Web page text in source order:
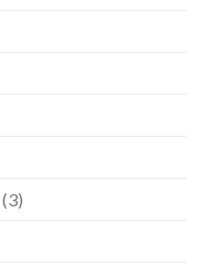
(3)